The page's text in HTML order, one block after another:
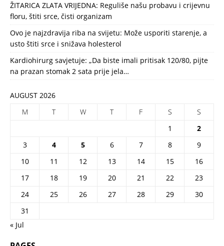
ŽITARICA ZLATA VRIJEDNA: Reguliše našu probavu i crijevnu
floru, štiti srce, čisti organizam
Ovo je najzdravija riba na svijetu: Može usporiti starenje, a
usto štiti srce i snižava holesterol
Kardiohirurg savjetuje: „Da biste imali pritisak 120/80, pijte
na prazan stomak 2 sata prije jela…
AUGUST 2026
M
T W T F S
S
1
2
3
4 5 6 7 8
9
10
11 12 13 14 15
16
17
18 19 20 21 22
23
24
25 26 27 28 29
30
31
« Jul